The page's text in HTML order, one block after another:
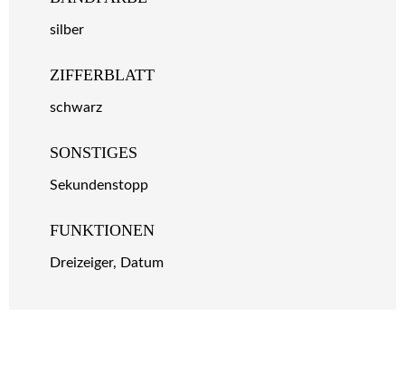
silber
ZIFFERBLATT
schwarz
SONSTIGES
Sekundenstopp
FUNKTIONEN
Dreizeiger, Datum